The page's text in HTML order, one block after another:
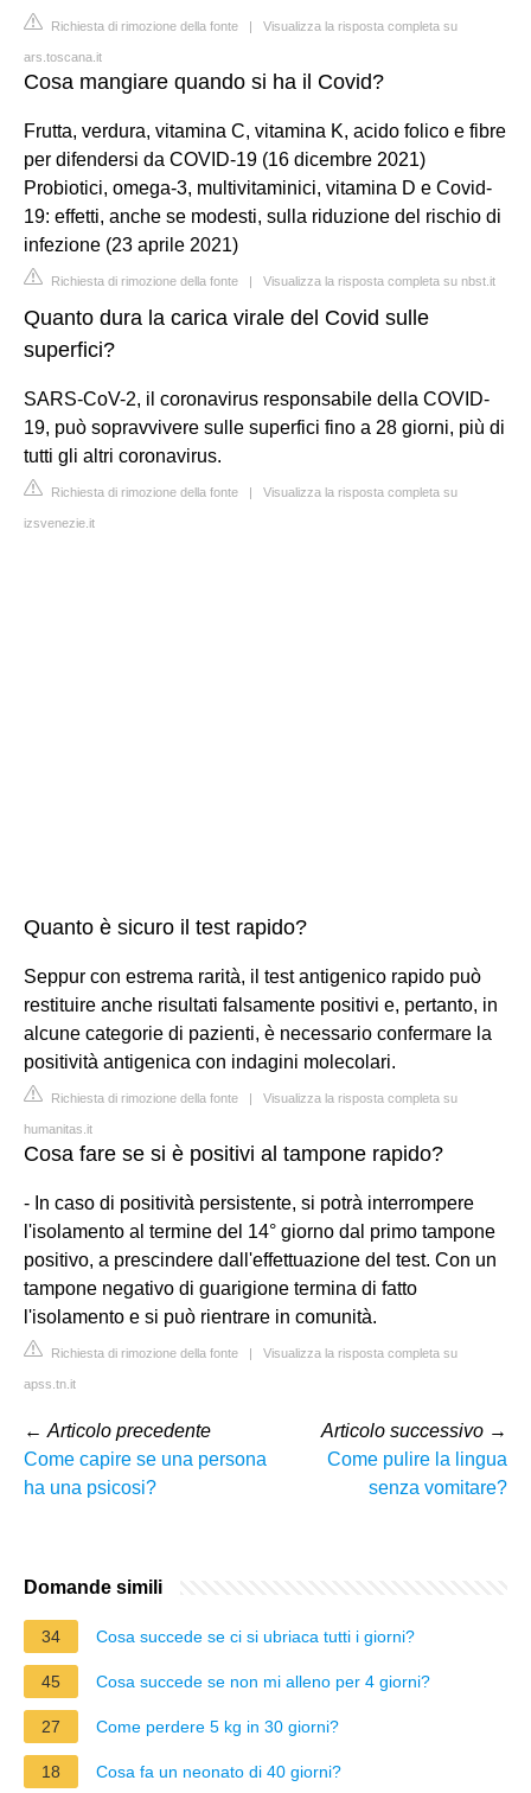
Richiesta di rimozione della fonte | Visualizza la risposta completa su
ars.toscana.it
Cosa mangiare quando si ha il Covid?
Frutta, verdura, vitamina C, vitamina K, acido folico e fibre
per difendersi da COVID-19 (16 dicembre 2021)
Probiotici, omega-3, multivitaminici, vitamina D e Covid-
19: effetti, anche se modesti, sulla riduzione del rischio di
infezione (23 aprile 2021)
Richiesta di rimozione della fonte | Visualizza la risposta completa su nbst.it
Quanto dura la carica virale del Covid sulle
superfici?
SARS-CoV-2, il coronavirus responsabile della COVID-
19, può sopravvivere sulle superfici fino a 28 giorni, più di
tutti gli altri coronavirus.
Richiesta di rimozione della fonte | Visualizza la risposta completa su
izsvenezie.it
Quanto è sicuro il test rapido?
Seppur con estrema rarità, il test antigenico rapido può
restituire anche risultati falsamente positivi e, pertanto, in
alcune categorie di pazienti, è necessario confermare la
positività antigenica con indagini molecolari.
Richiesta di rimozione della fonte | Visualizza la risposta completa su
humanitas.it
Cosa fare se si è positivi al tampone rapido?
- In caso di positività persistente, si potrà interrompere
l'isolamento al termine del 14° giorno dal primo tampone
positivo, a prescindere dall'effettuazione del test. Con un
tampone negativo di guarigione termina di fatto
l'isolamento e si può rientrare in comunità.
Richiesta di rimozione della fonte | Visualizza la risposta completa su
apss.tn.it
← Articolo precedente
Come capire se una persona
ha una psicosi?
Articolo successivo →
Come pulire la lingua
senza vomitare?
Domande simili
34 Cosa succede se ci si ubriaca tutti i giorni?
45 Cosa succede se non mi alleno per 4 giorni?
27 Come perdere 5 kg in 30 giorni?
18 Cosa fa un neonato di 40 giorni?